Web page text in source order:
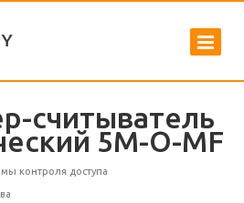
считыватель
5M-O-MF
контроля доступа